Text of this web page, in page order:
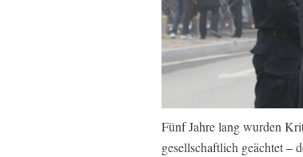
Fünf Jahre lang wurden
gesellschaftlich geächtet –